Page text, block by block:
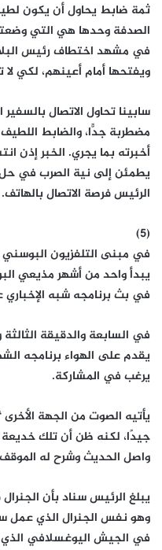
ثمة ضابط يحاول أن يكون
الصدفة وحدها هي التي
في مشهد اختطاف رئيس
ويفتحها أمام أعينهم، لكي
سابينا تحاول الاتصال
مضطربة جدًّا، والضابط
أخبرته بما يجري. الخبر إذن
يطمئن إلى نية الصرب في حل
الرئيس فرصة الاتصال بالهاتف.
(5)
في مبنى التلفزيون البوسني
يبدأ واحد من أشهر مذيعي
في بث برنامجه شبه الإخباري
في السابعة والدقيقة
يقدم على الهواء برنامجه
يرغب في المشاركة.
يأتيه الصوت من الجهة
جيدًا، لكنه ظن أن تلك خديعة
واصل الحديث وشرح له
يبلغ الرئيس سناد بأن
في الجيش اليوغسلافي